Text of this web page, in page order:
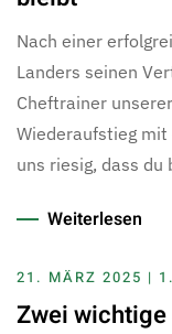
Nach einer
Landers seinen
Cheftrainer
Wiederaufstieg
uns riesig, dass du
Weiterlesen
21. MÄRZ 2025 |
Zwei wichtige